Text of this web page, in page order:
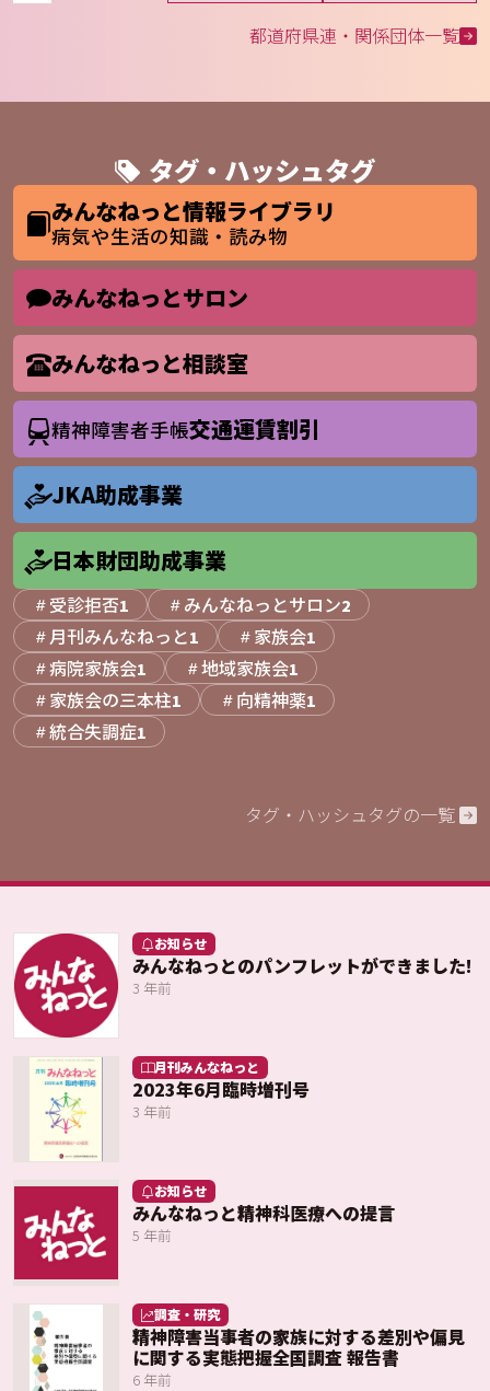
都道府県連・関係団体一覧
タグ・ハッシュタグ
みんなねっと情報ライブラリ
病気や生活の知識・読み物
みんなねっとサロン
みんなねっと相談室
精神障害者手帳交通運賃割引
JKA助成事業
日本財団助成事業
受診拒否1 みんなねっとサロン2
月刊みんなねっと1 家族会1
病院家族会1 地域家族会1
家族会の三本柱1 向精神薬1
統合失調症1
タグ・ハッシュタグの一覧
お知らせ
みんなねっとのパンフレットができました!
3 年前
月刊みんなねっと
2023年6月臨時増刊号
3 年前
お知らせ
みんなねっと精神科医療への提言
5 年前
調査・研究
精神障害当事者の家族に対する差別や偏見
に関する実態把握全国調査 報告書
6 年前